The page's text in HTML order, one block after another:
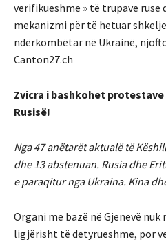
verifikueshme » të trupave ruse
mekanizmi për të hetuar
ndërkombëtar në Ukrainë,
Canton27.ch
Zvicra i bashkohet
Rusisë!
Nga 47 anëtarët aktualë të
dhe 13 abstenuan. Rusia dhe
e paraqitur nga Ukraina. Kina
Organi me bazë në Gjenevë
ligjërisht të detyrueshme, por